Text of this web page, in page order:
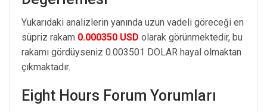
Yukarıdaki analizlerin yanında uzun vadeli göreceği en
süpriz rakam 0.000350 USD olarak görünmektedir, bu
rakamı gördüyseniz 0.003501 DOLAR hayal olmaktan
çıkmaktadır.
Eight Hours Forum Yorumları